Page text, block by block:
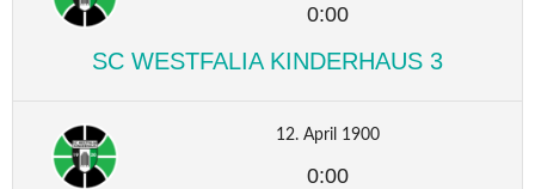
0:00
SC WESTFALIA KINDERHAUS 3
12. April 1900
0:00